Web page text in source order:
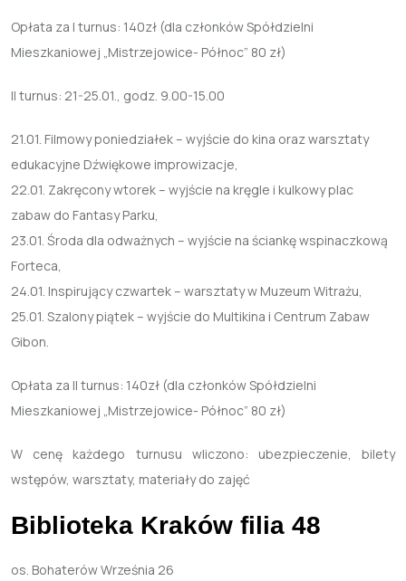
Opłata za I turnus: 140zł (dla członków Spółdzielni
Mieszkaniowej „Mistrzejowice- Północ” 80 zł)
II turnus: 21-25.01., godz. 9.00-15.00
21.01. Filmowy poniedziałek – wyjście do kina oraz warsztaty
edukacyjne Dźwiękowe improwizacje,
22.01. Zakręcony wtorek – wyjście na kręgle i kulkowy plac
zabaw do Fantasy Parku,
23.01. Środa dla odważnych – wyjście na ściankę wspinaczkową
Forteca,
24.01. Inspirujący czwartek – warsztaty w Muzeum Witrażu,
25.01. Szalony piątek – wyjście do Multikina i Centrum Zabaw
Gibon.
Opłata za II turnus: 140zł (dla członków Spółdzielni
Mieszkaniowej „Mistrzejowice- Północ” 80 zł)
W cenę każdego turnusu wliczono: ubezpieczenie, bilety
wstępów, warsztaty, materiały do zajęć
Biblioteka Kraków filia 48
os. Bohaterów Września 26